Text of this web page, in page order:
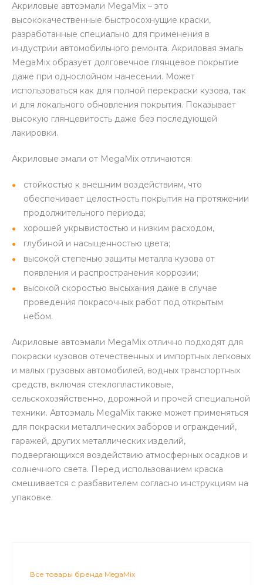
Акриловые автоэмали MegaMix – это
высококачественные быстросохнущие краски,
разработанные специально для применения в
индустрии автомобильного ремонта. Акриловая эмаль
MegaMix образует долговечное глянцевое покрытие
даже при однослойном нанесении. Может
использоваться как для полной перекраски кузова, так
и для локального обновления покрытия. Показывает
высокую глянцевитость даже без последующей
лакировки.
Акриловые эмали от MegaMix отличаются:
стойкостью к внешним воздействиям, что
обеспечивает целостность покрытия на протяжении
продолжительного периода;
хорошей укрывистостью и низким расходом,
глубиной и насыщенностью цвета;
высокой степенью защиты металла кузова от
появления и распространения коррозии;
высокой скоростью высыхания даже в случае
проведения покрасочных работ под открытым
небом.
Акриловые автоэмали MegaMix отлично подходят для
покраски кузовов отечественных и импортных легковых
и малых грузовых автомобилей, водных транспортных
средств, включая стеклопластиковые,
сельскохозяйственно, дорожной и прочей специальной
техники. Автоэмаль MegaMix также может применяться
для покраски металлических заборов и ограждений,
гаражей, других металлических изделий,
подвергающихся воздействию атмосферных осадков и
солнечного света. Перед использованием краска
смешивается с разбавителем согласно инструкциям на
упаковке.
Все товары бренда MegaMix